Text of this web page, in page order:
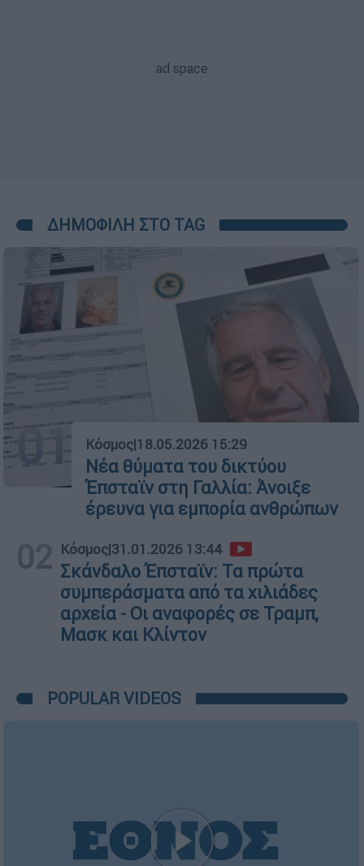
ΔΗΜΟΦΙΛΗ ΣΤΟ TAG
01 Κόσμος|18.05.2026 15:29
Νέα θύματα του δικτύου
Έπσταϊν στη Γαλλία: Άνοιξε
έρευνα για εμπορία ανθρώπων
02 Κόσμος|31.01.2026 13:44
Σκάνδαλο Έπσταϊν: Τα πρώτα
συμπεράσματα από τα χιλιάδες
αρχεία - Οι αναφορές σε Τραμπ,
Μασκ και Κλίντον
POPULAR VIDEOS